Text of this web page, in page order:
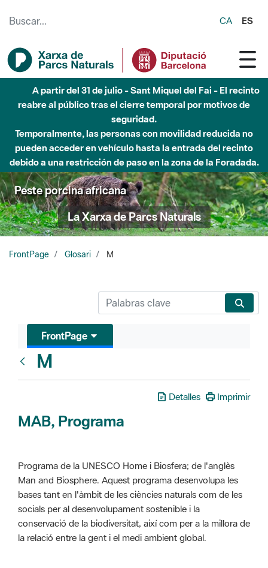
CA ES
A partir del 31 de julio - Sant Miquel del Fai - El recinto
reabre al público tras el cierre temporal por motivos de
seguridad.
Temporalmente, las personas con movilidad reducida no
pueden acceder en vehículo hasta la entrada del recinto
debido a una restricción de paso en la zona de la Foradada.
Peste porcina africana
La Xarxa de Parcs Naturals
FrontPage Glosari M
FrontPage
M
Detalles Imprimir
MAB, Programa
Programa de la UNESCO Home i Biosfera; de l'anglès
Man and Biosphere. Aquest programa desenvolupa les
bases tant en l'àmbit de les ciències naturals com de les
socials per al desenvolupament sostenible i la
conservació de la biodiversitat, així com per a la millora de
la relació entre la gent i el medi ambient global.